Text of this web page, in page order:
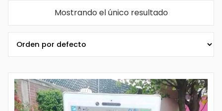
Mostrando el único resultado